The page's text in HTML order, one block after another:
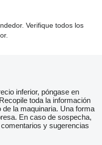
Verifique todos los
inferior, póngase en
toda la información
la maquinaria. Una forma
En caso de sospecha,
y sugerencias